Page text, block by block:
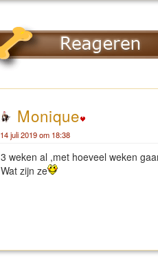
Monique
14 juli 2019 om 18:38
3 weken al ,met hoeveel weken
Wat zijn ze